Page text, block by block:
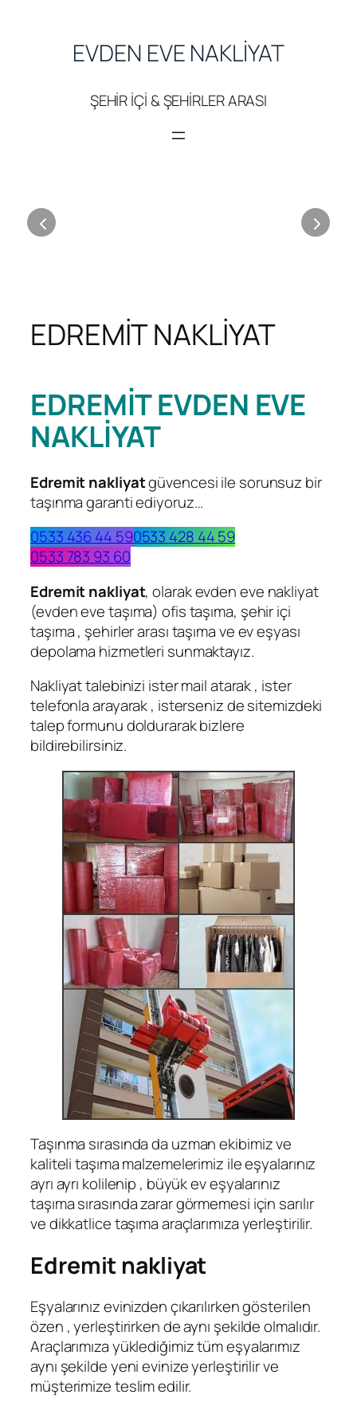
EVDEN EVE NAKLİYAT
ŞEHİR İÇİ & ŞEHİRLER ARASI
EDREMİT NAKLİYAT
EDREMİT EVDEN EVE
NAKLİYAT
Edremit nakliyatgüvencesi ile sorunsuz bir
taşınma garanti ediyoruz…
0533 436 44 590533 428 44 59
0533 783 93 60
Edremit nakliyat, olarak evden eve nakliyat
(evden eve taşıma) ofis taşıma, şehir içi
taşıma , şehirler arası taşıma ve ev eşyası
depolama hizmetleri sunmaktayız.
Nakliyat talebinizi ister mail atarak , ister
telefonla arayarak , isterseniz de sitemizdeki
talep formunu doldurarak bizlere
bildirebilirsiniz.
Taşınma sırasında da uzman ekibimiz ve
kaliteli taşıma malzemelerimiz ile eşyalarınız
ayrı ayrı kolilenip , büyük ev eşyalarınız
taşıma sırasında zarar görmemesi için sarılır
ve dikkatlice taşıma araçlarımıza yerleştirilir.
Edremit nakliyat
Eşyalarınız evinizden çıkarılırken gösterilen
özen , yerleştirirken de aynı şekilde olmalıdır.
Araçlarımıza yüklediğimiz tüm eşyalarımız
aynı şekilde yeni evinize yerleştirilir ve
müşterimize teslim edilir.